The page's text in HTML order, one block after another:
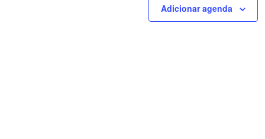
Adicionar agenda